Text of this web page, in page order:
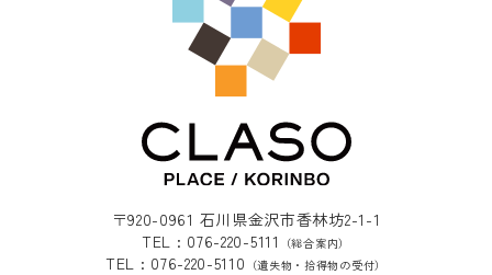
〒920-0961 石川県金沢市香林坊2-1-1
TEL : 076-220-5111
（総合案内）
TEL : 076-220-5110 （遺失物・拾得物の受付）